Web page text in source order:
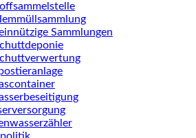
Sammlungen